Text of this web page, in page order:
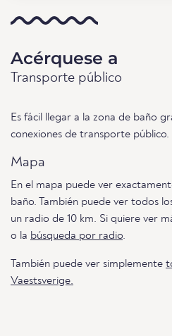
Acérquese a
Transporte público
Es fácil llegar a la zona de baño
conexiones de transporte público.
Mapa
En el mapa puede ver
baño. También puede ver todos
un radio de 10 km. Si quiere ver
o la búsqueda por radio.
También puede ver simplemente
Vaestsverige.